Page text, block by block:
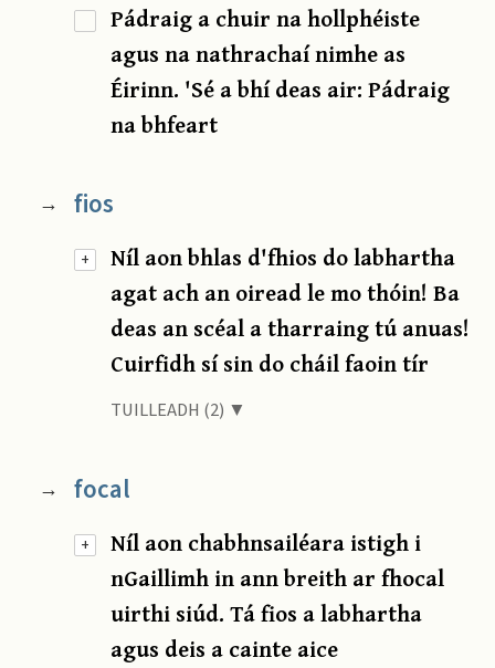
Pádraig a chuir na hollphéiste
agus na nathrachaí nimhe as
Éirinn. 'Sé a bhí deas air: Pádraig
na bhfeart
+
→ fios
Níl aon bhlas d'fhios do labhartha
agat ach an oiread le mo thóin! Ba
deas an scéal a tharraing tú anuas!
Cuirfidh sí sin do cháil faoin tír
TUILLEADH (2) ▼
+
→ focal
Níl aon chabhnsailéara istigh i
nGaillimh in ann breith ar fhocal
uirthi siúd. Tá fios a labhartha
agus deis a cainte aice